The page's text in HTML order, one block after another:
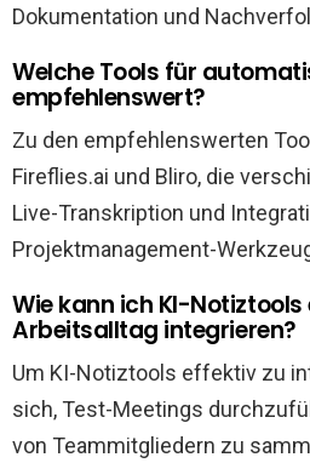
Dokumentation und
Welche Tools für
empfehlenswert?
Zu den empfehlenswerten
Fireflies.ai und Bliro, die
Live-Transkription und
Projektmanagement-
Wie kann ich KI-
Arbeitsalltag integrieren?
Um KI-Notiztools effektiv zu
sich, Test-Meetings
von Teammitgliedern zu